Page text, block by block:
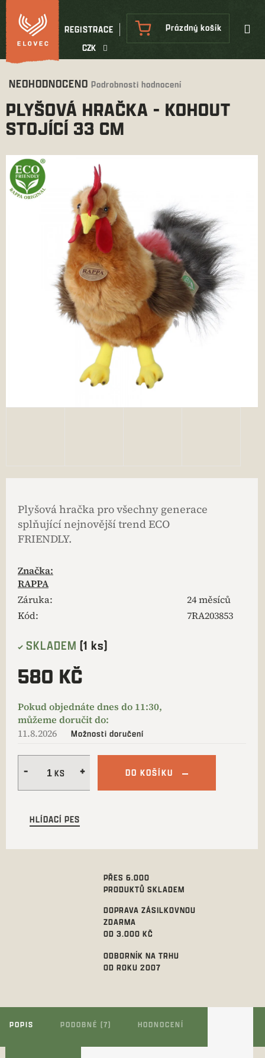
Přejít
na
obsah
CZK
REGISTRACE
NÁKUPNÍ
KOŠÍK
Prázdný košík
Průměrné
produktu
je
0,0
hvězdiček.
NEOHODNOCENO Podrobnosti hodnocení
PLYŠOVÁ HRAČKA - KOHOUT
STOJÍCÍ 33 CM
Plyšová hračka pro všechny generace
splňující nejnovější trend ECO
FRIENDLY.
Značka:
RAPPA
Záruka:
24 měsíců
Kód:
7RA203853
SKLADEM (1 ks)
580 KČ
11.8.2026 Možnosti doručení
DO KOŠÍKU
HLÍDACÍ PES
PŘES 6.000
PRODUKTŮ SKLADEM
DOPRAVA ZÁSILKOVNOU
ZDARMA
OD 3.000 KČ
ODBORNÍK NA TRHU
OD ROKU 2007
POPIS PODOBNÉ (7) HODNOCENÍ